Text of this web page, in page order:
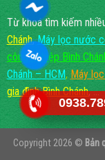
Từ khoá tìm kiếm
Chánh,Máy lọc nước
công nghiệp Bình
Chánh – HCM, Máy
gia đình Bình Chánh, ...
Copyright 2026 © Bản